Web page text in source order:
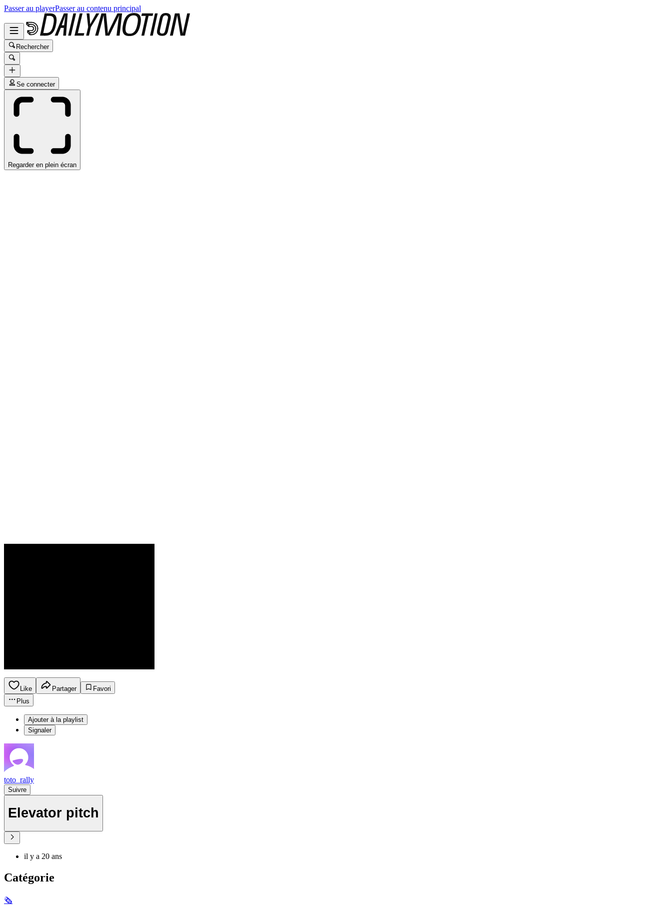
Passer au playerPasser au contenu principal
Rechercher
Se connecter
Regarder en plein écran
Like Partager
Favori
Plus
Ajouter à la playlist
Signaler
toto_rally
Suivre
Elevator pitch
il y a 20 ans
Catégorie
🗞